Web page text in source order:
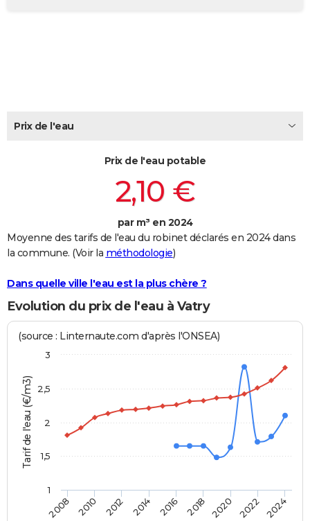
Carte de Noël
Carte Bonne année
Carte Saint-Valentin
Carte Pâques
Carte d'anniversaire
DICTIONNAIRE
FORUM
Prix de l'eau
Prix de l'eau potable
2,10 €
par m³ en 2024
Moyenne des tarifs de l'eau du robinet déclarés en 2024 dans
la commune. (Voir la méthodologie)
Dans quelle ville l'eau est la plus chère ?
Evolution du prix de l'eau à Vatry
Tarif de l'eau (€/m3)
(source : Linternaute.com d'après l'ONSEA)
2008 2010 2012 2014 2016 2018 2020 2022 2024
1
1,5
2
2,5
3